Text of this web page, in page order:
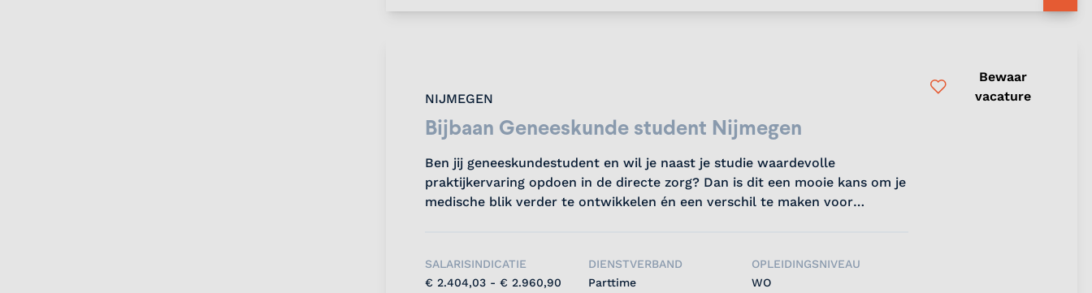
NIJMEGEN
Bijbaan Geneeskunde student Nijmegen
Ben jij geneeskundestudent en wil je naast je studie waardevolle
praktijkervaring opdoen in de directe zorg? Dan is dit een mooie kans om je
medische blik verder te ontwikkelen én een verschil te maken voor
SALARISINDICATIE
€ 2.404,03 - € 2.960,90
DIENSTVERBAND
Parttime
OPLEIDINGSNIVEAU
WO
Bewaar
vacature